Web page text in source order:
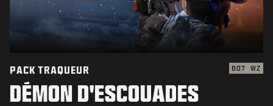
BOUTIQUE D'ÉQUIPEMENT
COMBAT BUILDS
JEUX
ce contenu en jeu à tout moment.
Facebook
X
PACK TRAQUEUR BO7 WZ
DÉMON D'ESCOUADES